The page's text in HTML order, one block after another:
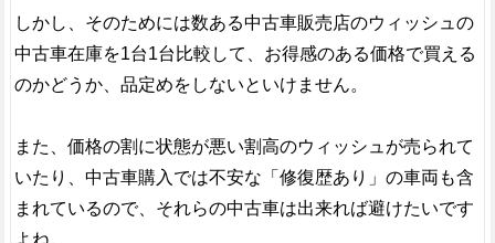
しかし、そのためには数ある中古車販売店のウィッシュの
中古車在庫を1台1台比較して、お得感のある価格で買える
のかどうか、品定めをしないといけません。
また、価格の割に状態が悪い割高のウィッシュが売られて
いたり、中古車購入では不安な「修復歴あり」の車両も含
まれているので、それらの中古車は出来れば避けたいです
よね。